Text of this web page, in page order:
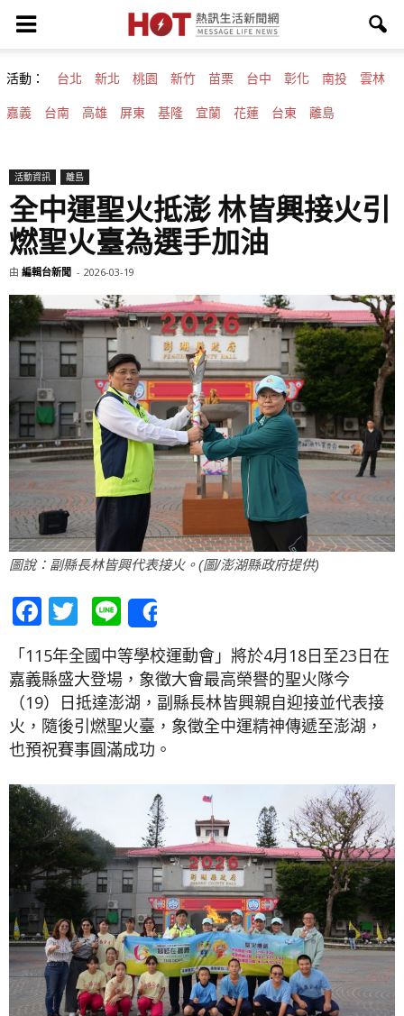
活動： 台北 新北 桃園 新竹 苗栗 台中 彰化 南投 雲林
嘉義 台南 高雄 屏東 基隆 宜蘭 花蓮 台東 離島
活動資訊 離島
全中運聖火抵澎 林皆興接火引
燃聖火臺為選手加油
由 編輯台新聞 - 2026-03-19
圖說：副縣長林皆興代表接火。(圖/澎湖縣政府提供)
Facebook
Twitter
Line
「115年全國中等學校運動會」將於4月18日至23日在
嘉義縣盛大登場，象徵大會最高榮譽的聖火隊今
（19）日抵達澎湖，副縣長林皆興親自迎接並代表接
火，隨後引燃聖火臺，象徵全中運精神傳遞至澎湖，
也預祝賽事圓滿成功。